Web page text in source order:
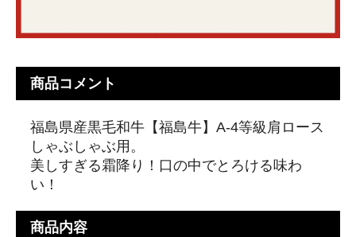
商品コメント
福島県産黒毛和牛【福島牛】A-4等級肩ロース
しゃぶしゃぶ用。
美しすぎる霜降り！口の中でとろける味わ
い！
商品内容